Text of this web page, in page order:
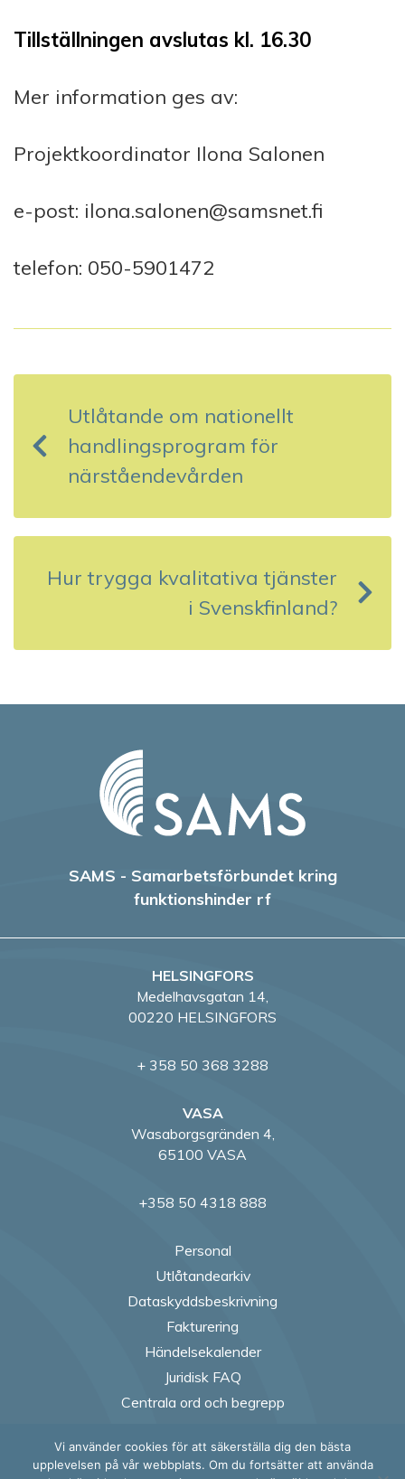
Tillställningen avslutas kl. 16.30
Mer information ges av:
Projektkoordinator Ilona Salonen
e-post: ilona.salonen@samsnet.fi
telefon: 050-5901472
n
g
a
v
n
Utlåtande om nationellt
handlingsprogram för
närståendevården
Hur trygga kvalitativa tjänster
i Svenskfinland?
SAMS - Samarbetsförbundet kring
funktionshinder rf
HELSINGFORS
Medelhavsgatan 14,
00220 HELSINGFORS
+ 358 50 368 3288
VASA
Wasaborgsgränden 4,
65100 VASA
+358 50 4318 888
Personal
Utlåtandearkiv
Dataskyddsbeskrivning
Fakturering
Händelsekalender
Juridisk FAQ
Centrala ord och begrepp
Follow us on
Follow us on
Follow
Vi använder cookies för att säkerställa dig den bästa
upplevelsen på vår webbplats. Om du fortsätter att använda